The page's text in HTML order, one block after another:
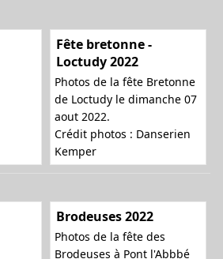
Fête bretonne -
Loctudy 2022
Photos de la fête Bretonne
de Loctudy le dimanche 07
aout 2022.
Crédit photos : Danserien
Kemper
Brodeuses 2022
Photos de la fête des
Brodeuses à Pont l'Abbbé